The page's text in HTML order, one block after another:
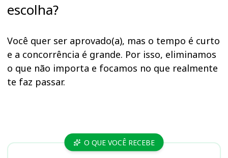
escolha?
Você quer ser aprovado(a), mas o tempo é curto
e a concorrência é grande. Por isso, eliminamos
o que não importa e focamos no que realmente
te faz passar.
Cursos O QUE VOCÊ RECEBE